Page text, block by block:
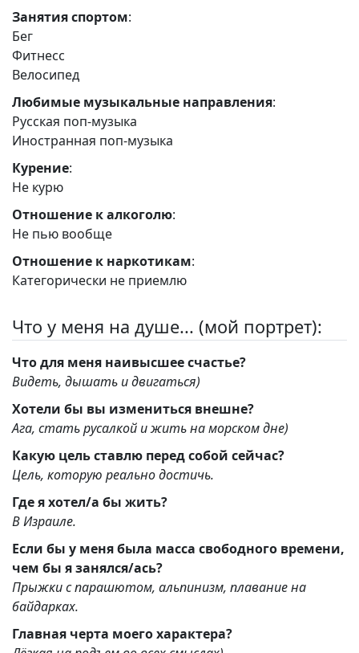
Занятия спортом:
Бег
Фитнесс
Велосипед
Любимые музыкальные направления:
Русская поп-музыка
Иностранная поп-музыка
Курение:
Не курю
Отношение к алкоголю:
Не пью вообще
Отношение к наркотикам:
Категорически не приемлю
Что у меня на душе... (мой портрет):
Что для меня наивысшее счастье?
Видеть, дышать и двигаться)
Хотели бы вы измениться внешне?
Ага, стать русалкой и жить на морском дне)
Какую цель ставлю перед собой сейчас?
Цель, которую реально достичь.
Где я хотел/а бы жить?
В Израиле.
Если бы у меня была масса свободного времени,
чем бы я занялся/ась?
Прыжки с парашютом, альпинизм, плавание на
байдарках.
Главная черта моего характера?